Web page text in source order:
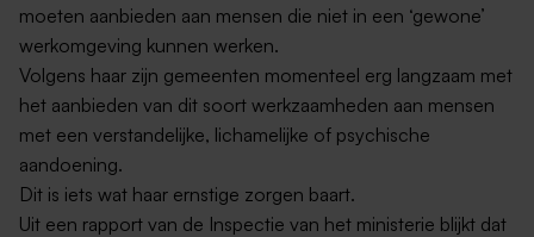
moeten aanbieden aan mensen die niet in een ‘gewone’
werkomgeving kunnen werken.
Volgens haar zijn gemeenten momenteel erg langzaam met
het aanbieden van dit soort werkzaamheden aan mensen
met een verstandelijke, lichamelijke of psychische
aandoening.
Dit is iets wat haar ernstige zorgen baart.
Uit een rapport van de Inspectie van het ministerie blijkt dat